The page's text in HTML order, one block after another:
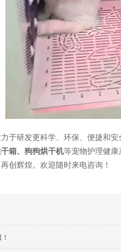
于研发更科学、环保、便捷和
干箱、狗狗烘干机等宠物护理健
创辉煌。欢迎随时来电咨询！